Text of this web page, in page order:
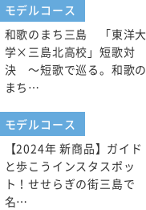
モデルコース
和歌のまち三島 「東洋大
学×三島北高校」短歌対
決 ～短歌で巡る。和歌の
まち…
モデルコース
【2024年 新商品】ガイド
と歩こうインスタスポッ
ト！せせらぎの街三島で
名…